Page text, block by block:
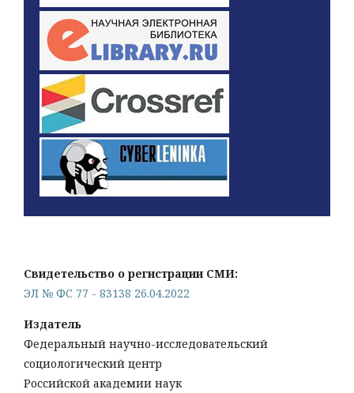
Свидетельство о регистрации СМИ:
ЭЛ № ФС 77 - 83138 26.04.2022
Издатель
Федеральный научно-исследовательский
социологический центр
Российской академии наук